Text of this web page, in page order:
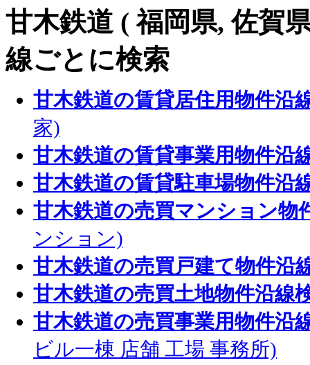
甘木鉄道 ( 福岡県, 佐賀
線ごとに検索
甘木鉄道の賃貸居住用物件沿
家)
甘木鉄道の賃貸事業用物件沿
甘木鉄道の賃貸駐車場物件沿
甘木鉄道の売買マンション物
ンション)
甘木鉄道の売買戸建て物件沿
甘木鉄道の売買土地物件沿線
甘木鉄道の売買事業用物件沿
ビル一棟 店舗 工場 事務所)